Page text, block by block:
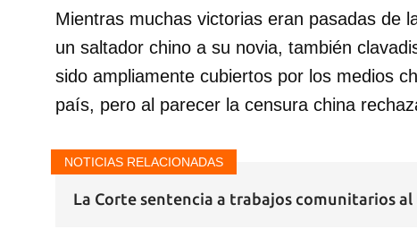
Para poder guardar como favorito,
cuenta de 14ymedio.
Mientras muchas victorias eran pasadas de
un saltador chino a su novia, también
sido ampliamente cubiertos por los medios
país, pero al parecer la censura china
NOTICIAS RELACIONADAS
La Corte sentencia a trabajos comunitarios